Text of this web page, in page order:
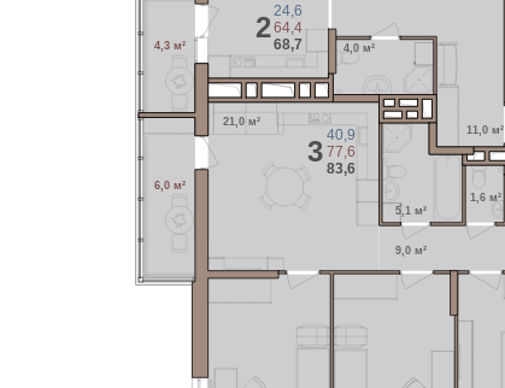
6,0 м²
21,0 м²
5,1 м²
9,0 м²
1,6 м²
3
40,9
77,6
83,6
4,3 м²
11,0 м²
4,0 м²
2
24,6
64,4
68,7